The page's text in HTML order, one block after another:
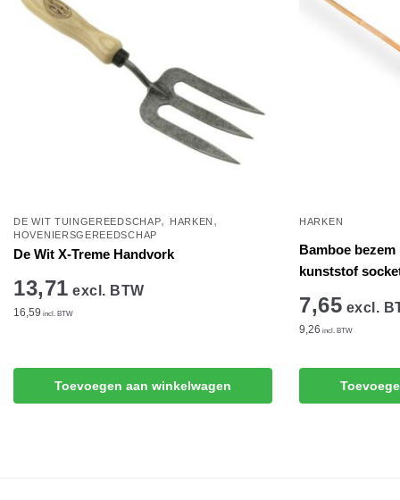
DE WIT TUINGEREEDSCHAP, HARKEN ,
HOVENIERSGEREEDSCHAP
De Wit X-Treme Handvork
13,71 excl. BTW
16,59 incl. BTW
Toevoegen aan winkelwagen
HARKEN
Bamboe
kunststof
7,65 excl.
9,26 incl. BTW